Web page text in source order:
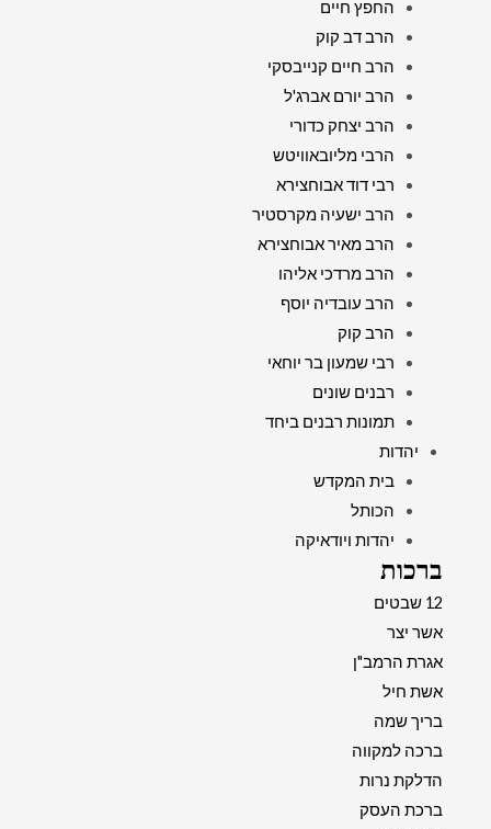
החפץ חיים
הרב דב קוק
הרב חיים קנייבסקי
הרב יורם אברג'ל
הרב יצחק כדורי
הרבי מליובאוויטש
רבי דוד אבוחצירא
הרב ישעיה מקרסטיר
הרב מאיר אבוחצירא
הרב מרדכי אליהו
הרב עובדיה יוסף
הרב קוק
רבי שמעון בר יוחאי
רבנים שונים
תמונות רבנים ביחד
יהדות
בית המקדש
הכותל
יהדות ויודאיקה
ברכות
12 שבטים
אשר יצר
אגרת הרמב"ן
אשת חיל
בריך שמה
ברכה למקווה
הדלקת נרות
ברכת העסק